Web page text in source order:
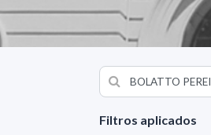
Filtros aplicados